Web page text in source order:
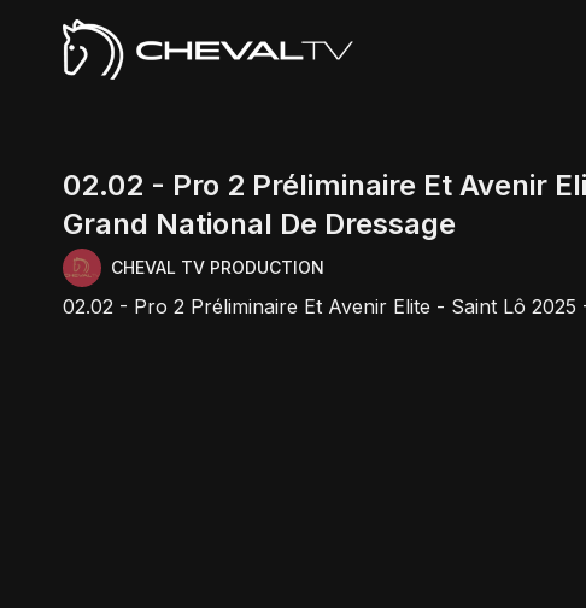
02.02 - Pro 2 Préliminaire Et Avenir
Grand National De Dressage
CHEVAL TV PRODUCTION
02.02 - Pro 2 Préliminaire Et Avenir Elite - Saint Lô 2025